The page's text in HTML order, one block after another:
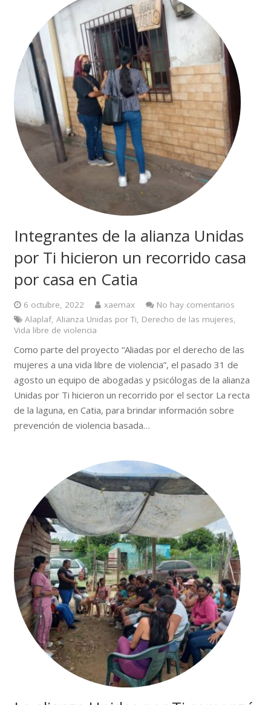
Integrantes de la alianza Unidas
por Ti hicieron un recorrido casa
por casa en Catia
6 octubre, 2022 xaemax
No hay comentarios
Alaplaf, Alianza Unidas por Ti, Derecho de las mujeres,
Vida libre de violencia
Como parte del proyecto “Aliadas por el derecho de las
mujeres a una vida libre de violencia”, el pasado 31 de
agosto un equipo de abogadas y psicólogas de la alianza
Unidas por Ti hicieron un recorrido por el sector La recta
de la laguna, en Catia, para brindar información sobre
prevención de violencia basada…